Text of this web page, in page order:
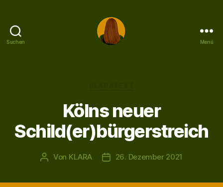
Suchen Menü
Kölns neuer
Schild(er)bürgerstreich
Beitragsautor
Von KLARA Veröffentlichungsdatum
26. Dezember 2021